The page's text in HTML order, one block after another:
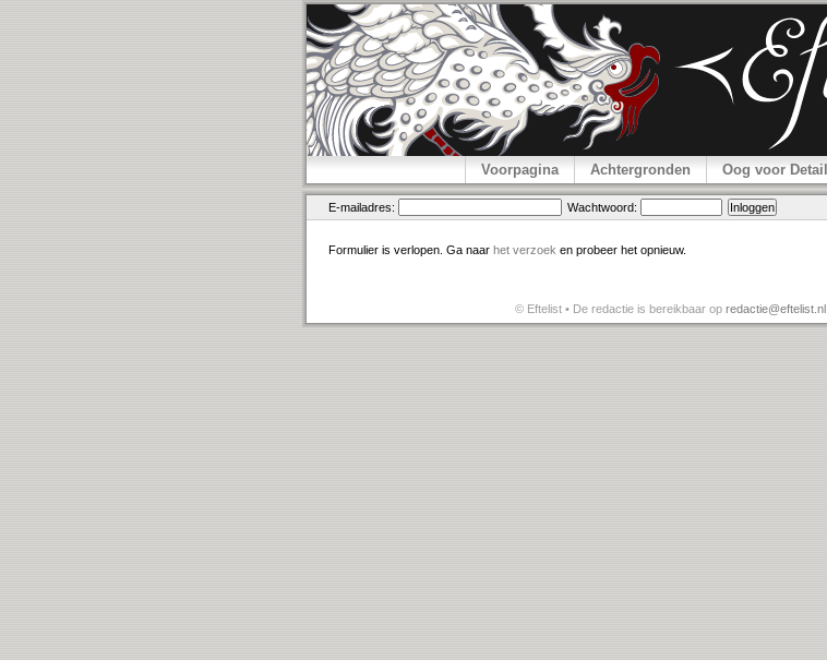
Voorpagina Achtergronden Oog voor Detail
E-mailadres: Wachtwoord:
Formulier is verlopen. Ga naar het verzoek en probeer het opnieuw.
© Eftelist • De redactie is bereikbaar op redactie@eftelist.nl